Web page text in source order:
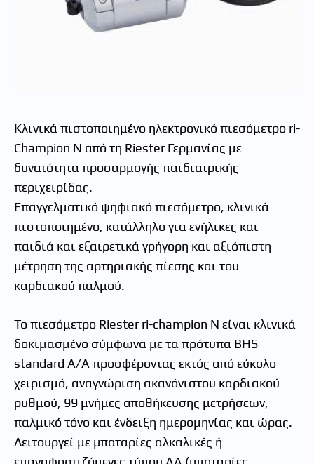
Κλινικά πιστοποιημένο ηλεκτρονικό πιεσόμετρο ri-
Champion N από τη Riester Γερμανίας με
δυνατότητα προσαρμογής παιδιατρικής
περιχειρίδας.
Επαγγελματικό ψηφιακό πιεσόμετρο, κλινικά
πιστοποιημένο, κατάλληλο για ενήλικες και
παιδιά και εξαιρετικά γρήγορη και αξιόπιστη
μέτρηση της αρτηριακής πίεσης και του
καρδιακού παλμού.
Το πιεσόμετρο Riester ri-champion N είναι κλινικά
δοκιμασμένο σύμφωνα με τα πρότυπα BHS
standard A/A προσφέροντας εκτός από εύκολο
χειρισμό, αναγνώριση ακανόνιστου καρδιακού
ρυθμού, 99 μνήμες αποθήκευσης μετρήσεων,
παλμικό τόνο και ένδειξη ημερομηνίας και ώρας.
Λειτουργεί με μπαταρίες αλκαλικές ή